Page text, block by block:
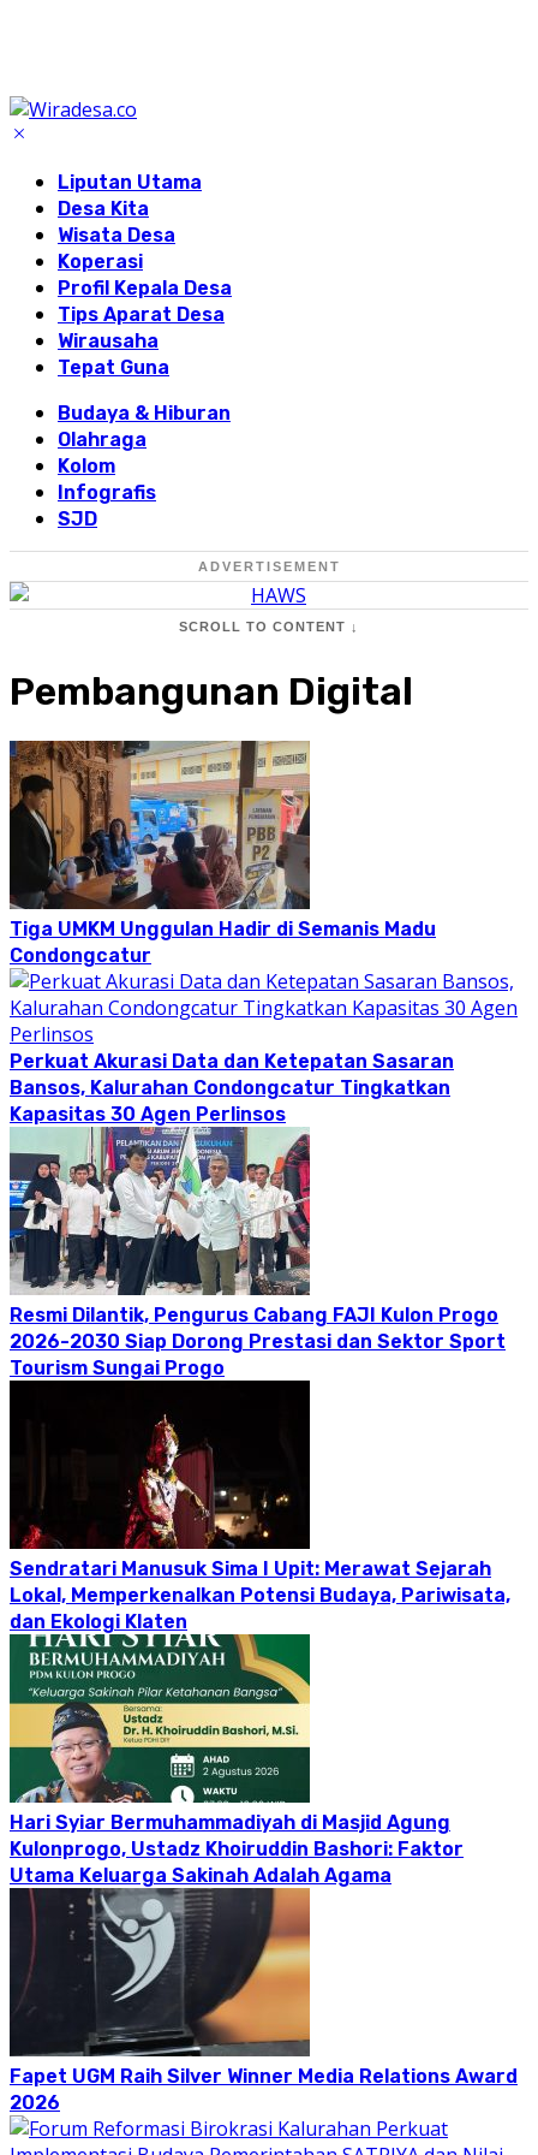
Liputan Utama
Desa Kita
Wisata Desa
Koperasi
Profil Kepala Desa
Tips Aparat Desa
Wirausaha
Tepat Guna
Budaya & Hiburan
Olahraga
Kolom
Infografis
SJD
ADVERTISEMENT
SCROLL TO CONTENT ↓
Pembangunan Digital
Tiga UMKM Unggulan Hadir di Semanis Madu
Condongcatur
Perkuat Akurasi Data dan Ketepatan Sasaran
Bansos, Kalurahan Condongcatur Tingkatkan
Kapasitas 30 Agen Perlinsos
Resmi Dilantik, Pengurus Cabang FAJI Kulon Progo
2026-2030 Siap Dorong Prestasi dan Sektor Sport
Tourism Sungai Progo
Sendratari Manusuk Sima I Upit: Merawat Sejarah
Lokal, Memperkenalkan Potensi Budaya, Pariwisata,
dan Ekologi Klaten
Hari Syiar Bermuhammadiyah di Masjid Agung
Kulonprogo, Ustadz Khoiruddin Bashori: Faktor
Utama Keluarga Sakinah Adalah Agama
Fapet UGM Raih Silver Winner Media Relations Award
2026